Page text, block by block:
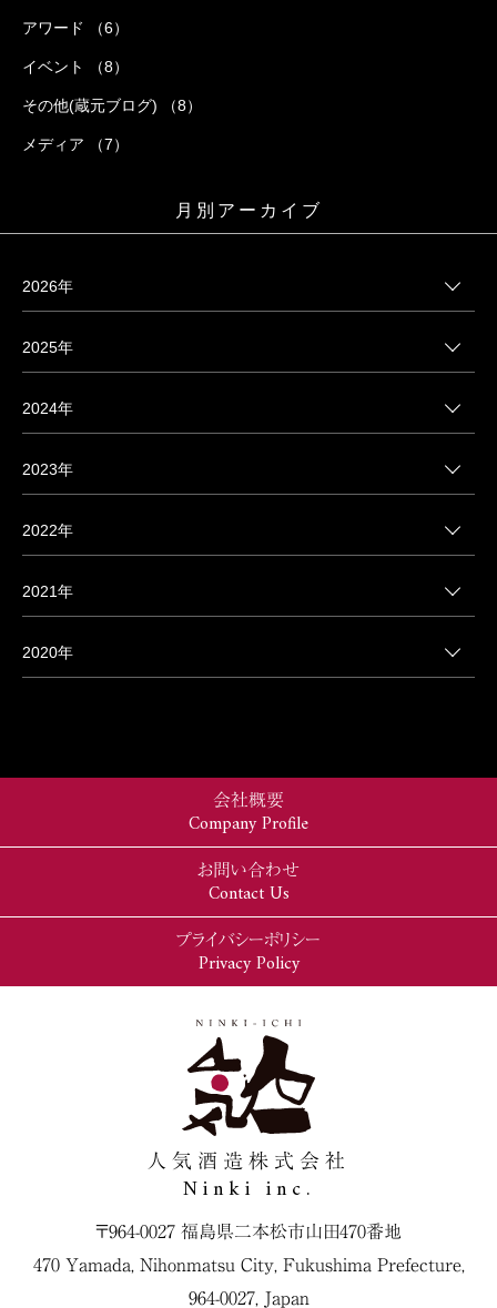
アワード （6）
イベント （8）
その他(蔵元ブログ) （8）
メディア （7）
月別アーカイブ
2026年
2025年
2024年
2023年
2022年
2021年
2020年
会社概要
Company Profile
お問い合わせ
Contact Us
プライバシーポリシー
Privacy Policy
人気酒造株式会社
Ninki inc.
〒964-0027 福島県二本松市山田470番地
470 Yamada, Nihonmatsu City, Fukushima Prefecture,
964-0027, Japan